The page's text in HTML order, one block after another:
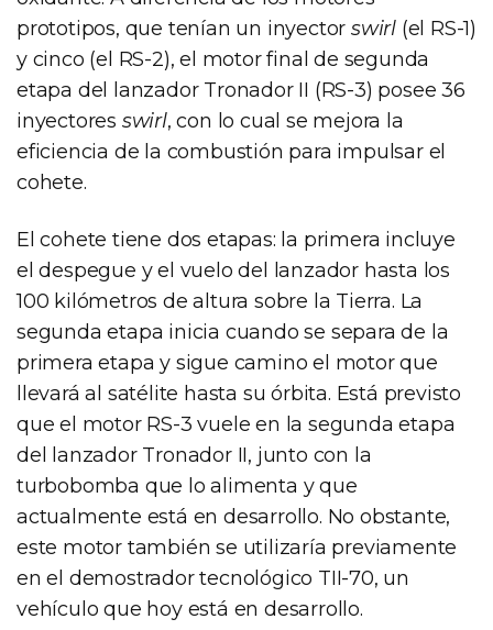
prototipos, que tenían un inyector swirl (el RS-1)
y cinco (el RS-2), el motor final de segunda
etapa del lanzador Tronador II (RS-3) posee 36
inyectores swirl, con lo cual se mejora la
eficiencia de la combustión para impulsar el
cohete.
El cohete tiene dos etapas: la primera incluye
el despegue y el vuelo del lanzador hasta los
100 kilómetros de altura sobre la Tierra. La
segunda etapa inicia cuando se separa de la
primera etapa y sigue camino el motor que
llevará al satélite hasta su órbita. Está previsto
que el motor RS-3 vuele en la segunda etapa
del lanzador Tronador II, junto con la
turbobomba que lo alimenta y que
actualmente está en desarrollo. No obstante,
este motor también se utilizaría previamente
en el demostrador tecnológico TII-70, un
vehículo que hoy está en desarrollo.